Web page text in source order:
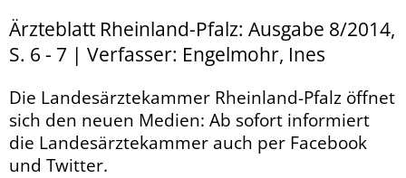
Ärzteblatt Rheinland-Pfalz: Ausgabe 8/2014,
S. 6 - 7 | Verfasser: Engelmohr, Ines
Die Landesärztekammer Rheinland-Pfalz öffnet
sich den neuen Medien: Ab sofort informiert
die Landesärztekammer auch per Facebook
und Twitter.